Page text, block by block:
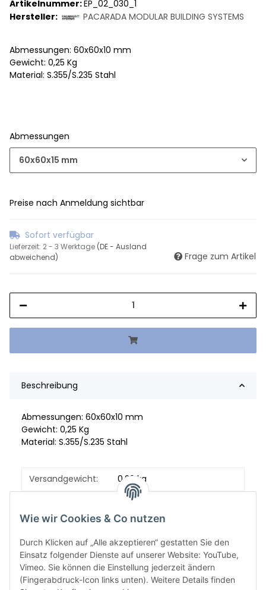
Artikelnummer:EP_02_030_1
Hersteller:
PACARADA MODULAR BUILDING SYSTEMS
Abmessungen: 60x60x10 mm
Gewicht: 0,25 Kg
Material: S.355/S.235 Stahl
Abmessungen
60x60x15 mm
Preise nach Anmeldung sichtbar
Sofort verfügbar
Lieferzeit: 2 - 3 Werktage (DE - Ausland
abweichend)
Frage zum Artikel
Beschreibung
Abmessungen: 60x60x10 mm
Gewicht: 0,25 Kg
Material: S.355/S.235 Stahl
Versandgewicht:
0,26 kg
0,25 kg
Wie wir Cookies & Co nutzen
Durch Klicken auf „Alle akzeptieren“ gestatten Sie den
Einsatz folgender Dienste auf unserer Website: YouTube,
Vimeo. Sie können die Einstellung jederzeit ändern
(Fingerabdruck-Icon links unten). Weitere Details finden